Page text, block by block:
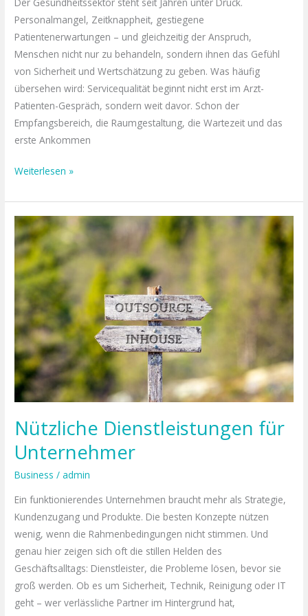
Personalmangel, Zeitknappheit, gestiegene
Patientenerwartungen – und gleichzeitig der Anspruch,
Menschen nicht nur zu behandeln, sondern ihnen das Gefühl
von Sicherheit und Wertschätzung zu geben. Was häufig
übersehen wird: Servicequalität beginnt nicht erst im Arzt-
Patienten-Gespräch, sondern weit davor. Schon der
Empfangsbereich, die Raumgestaltung, die Wartezeit und das
erste Ankommen
Weiterlesen »
Nützliche Dienstleistungen für
Unternehmer
Business /admin
Ein funktionierendes Unternehmen braucht mehr als Strategie,
Kundenzugang und Produkte. Die besten Konzepte nützen
wenig, wenn die Rahmenbedingungen nicht stimmen. Und
genau hier zeigen sich oft die stillen Helden des
Geschäftsalltags: Dienstleister, die Probleme lösen, bevor sie
groß werden. Ob es um Sicherheit, Technik, Reinigung oder IT
geht – wer verlässliche Partner im Hintergrund hat,
Nützliche
Dienstleistungen
für
Unternehmer